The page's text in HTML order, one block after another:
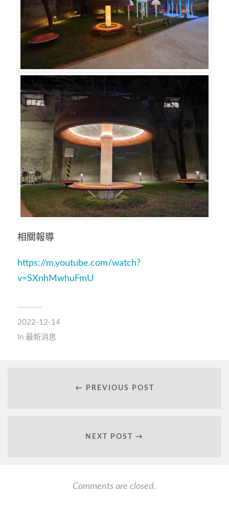
相關報導
https://m.youtube.com/watch?
v=SXnhMwhuFmU
2022-12-14
In 最新消息
← PREVIOUS POST
NEXT POST →
Comments are closed.